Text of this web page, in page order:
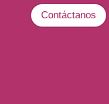
Contáctanos